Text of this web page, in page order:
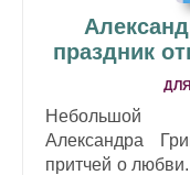
праздник
Небольшой
Александра
притчей о